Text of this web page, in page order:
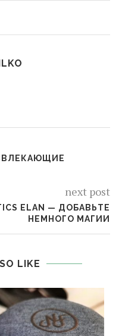
next post
ELAN — ДОБАВЬТЕ
НЕМНОГО МАГИИ
LIKE